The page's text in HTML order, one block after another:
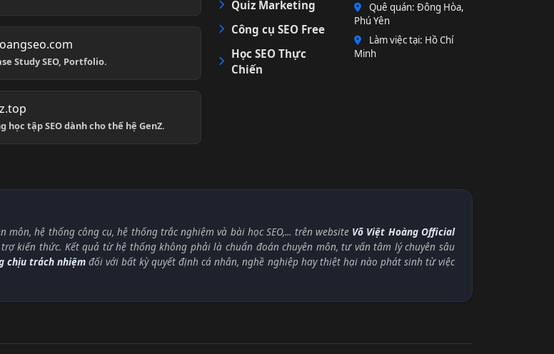
Study SEO, Portfolio.
học tập SEO dành cho thế hệ GenZ.
Quiz Marketing
Công cụ SEO Free
Học SEO Thực
Chiến
Quê quán: Đông Hòa,
Phú Yên
Làm việc tại: Hồ Chí
Minh
hệ thống công cụ, hệ thống trắc nghiệm và bài học SEO,... trên website Võ Việt Hoàng Official
kiến thức. Kết quả từ hệ thống không phải là chuẩn đoán chuyên môn, tư vấn tâm lý chuyên sâu
chịu trách nhiệmđối với bất kỳ quyết định cá nhân, nghề nghiệp hay thiệt hại nào phát sinh từ việc